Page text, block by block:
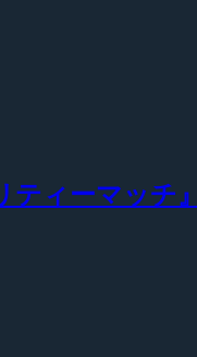
ティーマッチ